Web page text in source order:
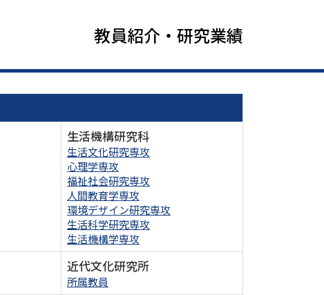
教員紹介・研究業績
生活機構研究科
生活文化研究専攻
心理学専攻
福祉社会研究専攻
人間教育学専攻
環境デザイン研究専攻
生活科学研究専攻
生活機構学専攻
近代文化研究所
所属教員